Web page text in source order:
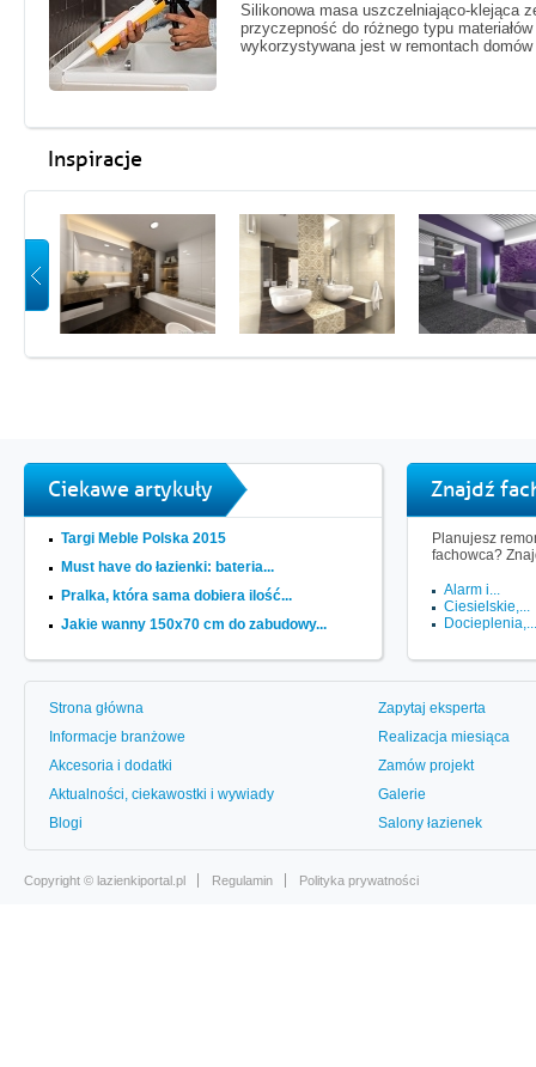
Silikonowa masa uszczelniająco-klejąca
przyczepność do różnego typu
wykorzystywana jest w remontach
Inspiracje
Ciekawe artykuły
Targi Meble Polska 2015
Must have do łazienki: bateria...
Pralka, która sama dobiera ilość...
Jakie wanny 150x70 cm do zabudowy...
Znajdź
Planujesz
fachowca?
Alarm i...
Ciesielskie,...
Docieplenia,...
Strona główna
Informacje branżowe
Akcesoria i dodatki
Aktualności, ciekawostki i wywiady
Blogi
Zapytaj eksperta
Realizacja miesiąca
Zamów projekt
Galerie
Salony łazienek
Copyright © lazienkiportal.pl Regulamin Polityka prywatności